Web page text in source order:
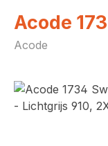
Acode
Acode